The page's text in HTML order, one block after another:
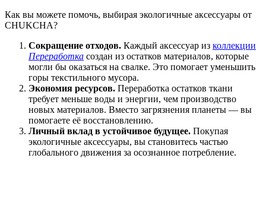
Как вы можете помочь, выбирая экологичные аксессуары от
CHUKCHA?
Сокращение отходов. Каждый аксессуар из коллекции
Переработка создан из остатков материалов, которые
могли бы оказаться на свалке. Это помогает уменьшить
горы текстильного мусора.
Экономия ресурсов. Переработка остатков ткани
требует меньше воды и энергии, чем производство
новых материалов. Вместо загрязнения планеты — вы
помогаете её восстановлению.
Личный вклад в устойчивое будущее. Покупая
экологичные аксессуары, вы становитесь частью
глобального движения за осознанное потребление.